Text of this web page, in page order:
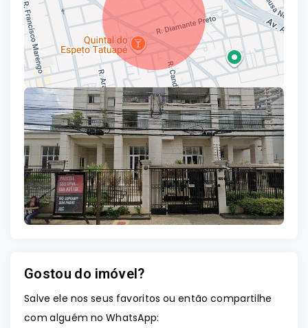
Leaflet
Gostou do imóvel?
Salve ele nos seus favoritos ou então compartilhe
com alguém no WhatsApp: